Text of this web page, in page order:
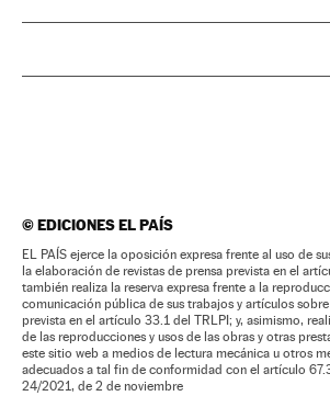
©EDICIONES EL PAÍS
EL PAÍS ejerce la oposición expresa frente al uso de
la elaboración de revistas de prensa prevista en el
también realiza la reserva expresa frente a la
comunicación pública de sus trabajos y artículos
prevista en el artículo 33.1 del TRLPI; y, asimismo,
de las reproducciones y usos de las obras y otras
este sitio web a medios de lectura mecánica u otros
adecuados a tal fin de conformidad con el artículo
24/2021, de 2 de noviembre